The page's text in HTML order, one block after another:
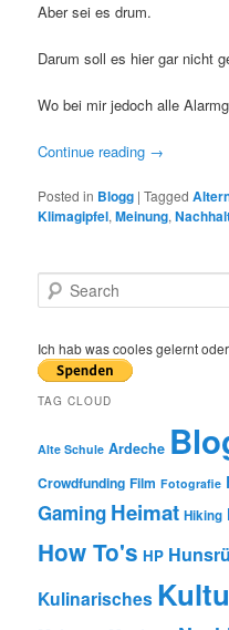
Aber sei es drum.
Darum soll es hier gar nicht
Wo bei mir jedoch alle
Continue reading →
Posted in Blogg |Tagged
Klimagipfel,Meinung,
e
r
c
h
Ich hab was cooles gelernt
TAG CLOUD
Alte Schule Ardeche
Crowdfunding Film Fotografie
Gaming Heimat Hiking
How To's HP
Kulinarisches